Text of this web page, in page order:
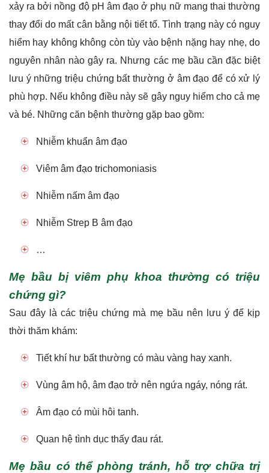
xảy ra bởi nồng độ pH âm đạo ở phụ nữ mang thai thường
thay đổi do mất cân bằng nội tiết tố. Tình trạng này có nguy
hiểm hay không không còn tùy vào bệnh nặng hay nhẹ, do
nguyên nhân nào gây ra. Nhưng các mẹ bầu cần đặc biệt
lưu ý những triệu chứng bất thường ở âm đạo để có xử lý
phù hợp. Nếu không điều này sẽ gây nguy hiểm cho cả mẹ
và bé. Những căn bệnh thường gặp bao gồm:
Nhiễm khuẩn âm đạo
Viêm âm đạo trichomoniasis
Nhiễm nấm âm đạo
Nhiễm Strep B âm đạo
…
Mẹ bầu bị viêm phụ khoa thường có triệu
chứng gì?
Sau đây là các triệu chứng mà mẹ bầu nên lưu ý để kịp
thời thăm khám:
Tiết khí hư bất thường có màu vàng hay xanh.
Vùng âm hộ, âm đạo trở nên ngứa ngáy, nóng rát.
Âm đạo có mùi hôi tanh.
Quan hệ tình dục thấy đau rát.
Mẹ bầu có thể phòng tránh, hỗ trợ chữa trị